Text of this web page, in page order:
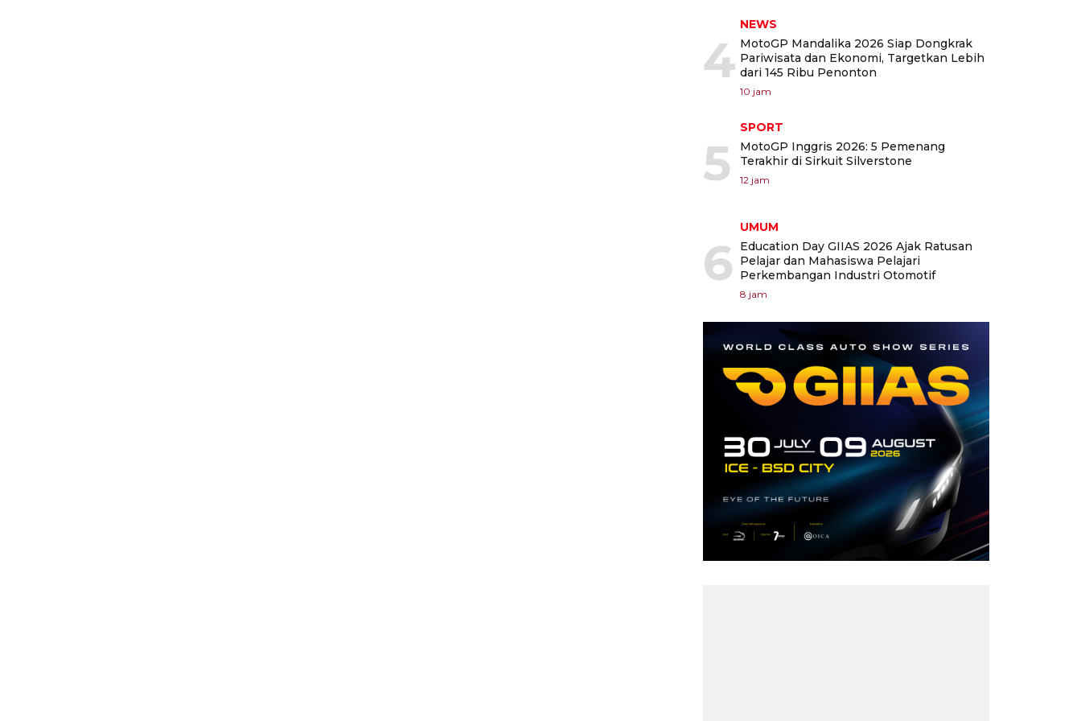
4
NEWS
MotoGP Mandalika 2026 Siap Dongkrak
Pariwisata dan Ekonomi, Targetkan Lebih
dari 145 Ribu Penonton
10 jam
5
SPORT
MotoGP Inggris 2026: 5 Pemenang
Terakhir di Sirkuit Silverstone
12 jam
6
UMUM
Education Day GIIAS 2026 Ajak Ratusan
Pelajar dan Mahasiswa Pelajari
Perkembangan Industri Otomotif
8 jam